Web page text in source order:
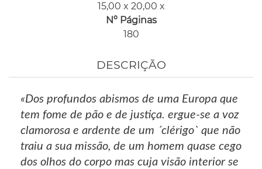
15,00 x 20,00 x
Nº Páginas
180
DESCRIÇÃO
«Dos profundos abismos de uma Europa que
tem fome de pão e de justiça. ergue-se a voz
clamorosa e ardente de um ´clérigo` que não
traiu a sua missão, de um homem quase cego
dos olhos do corpo mas cuja visão interior se